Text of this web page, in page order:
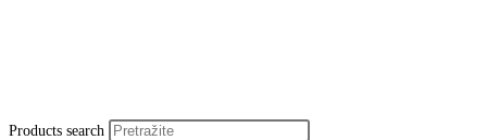
Products search